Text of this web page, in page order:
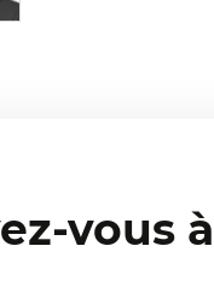
vous